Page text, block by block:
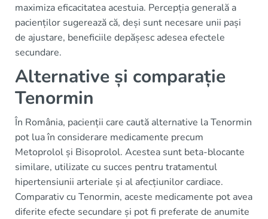
maximiza eficacitatea acestuia. Percepția generală a
pacienților sugerează că, deși sunt necesare unii pași
de ajustare, beneficiile depășesc adesea efectele
secundare.
Alternative și comparație
Tenormin
În România, pacienții care caută alternative la Tenormin
pot lua în considerare medicamente precum
Metoprolol și Bisoprolol. Acestea sunt beta-blocante
similare, utilizate cu succes pentru tratamentul
hipertensiunii arteriale și al afecțiunilor cardiace.
Comparativ cu Tenormin, aceste medicamente pot avea
diferite efecte secundare și pot fi preferate de anumite